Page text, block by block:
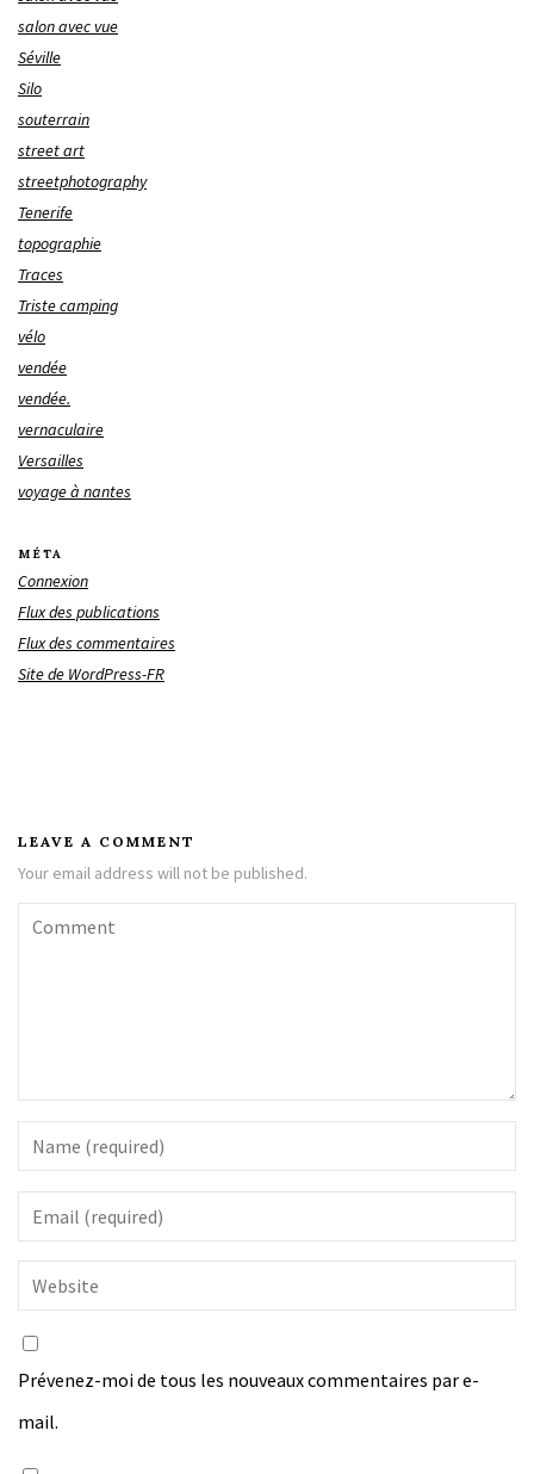
salon avec vue
Séville
Silo
souterrain
street art
streetphotography
Tenerife
topographie
Traces
Triste camping
vélo
vendée
vendée.
vernaculaire
Versailles
voyage à nantes
MÉTA
Connexion
Flux des publications
Flux des commentaires
Site de WordPress-FR
LEAVE A COMMENT
Your email address will not be published.
Prévenez-moi de tous les nouveaux commentaires par e-
mail.